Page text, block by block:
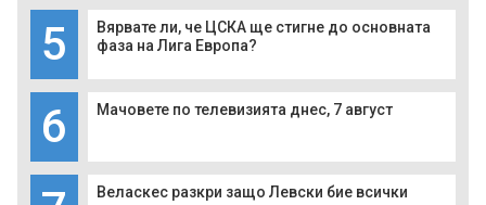
5
Вярвате ли, че ЦСКА ще стигне до основната
фаза на Лига Европа?
6 Мачовете по телевизията днес, 7 август
Веласкес разкри защо Левски бие всички